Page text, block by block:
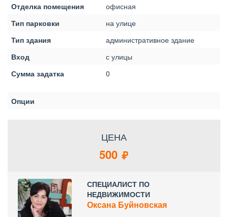
Отделка помещения
офисная
Тип парковки
на улице
Тип здания
административное здание
Вход
с улицы
Сумма задатка
0
Опции
ЦЕНА
500
СПЕЦИАЛИСТ ПО
НЕДВИЖИМОСТИ
Оксана Буйновская